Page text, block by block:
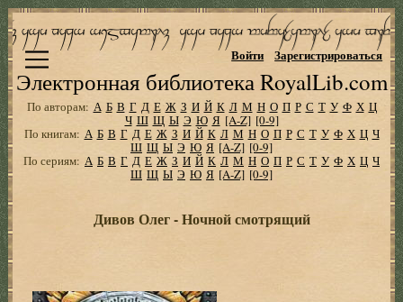
Электронная библиотека RoyalLib.com
Войти Зарегистрироваться
По авторам: А Б В Г Д Е Ж З И Й К Л М Н О П Р С Т У Ф Х Ц
Ч Ш Щ Ы Э Ю Я [A-Z] [0-9]
По книгам: А Б В Г Д Е Ж З И Й К Л М Н О П Р С Т У Ф Х Ц Ч
Ш Щ Ы Э Ю Я [A-Z] [0-9]
По сериям: А Б В Г Д Е Ж З И Й К Л М Н О П Р С Т У Ф Х Ц Ч
Ш Щ Ы Э Ю Я [A-Z] [0-9]
Дивов Олег - Ночной смотрящий